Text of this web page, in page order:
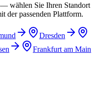
wählen Sie Ihren Standort
der passenden Plattform.
Dresden
Frankfurt am Main